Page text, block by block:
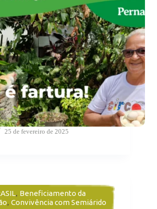
25 de fevereiro de 2025
, Beneficiamento da
, Convivência com Semiárido